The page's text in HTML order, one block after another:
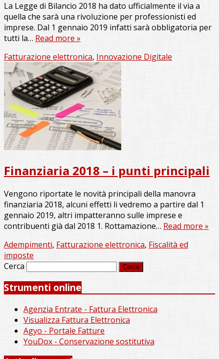
La Legge di Bilancio 2018 ha dato ufficialmente il via a
quella che sarà una rivoluzione per professionisti ed
imprese. Dal 1 gennaio 2019 infatti sarà obbligatoria per
tutti la… Read more »
Fatturazione elettronica, Innovazione Digitale
Finanziaria 2018 – i punti principali
Vengono riportate le novità principali della manovra
finanziaria 2018, alcuni effetti li vedremo a partire dal 1
gennaio 2019, altri impatteranno sulle imprese e
contribuenti già dal 2018 1. Rottamazione… Read more »
Adempimenti, Fatturazione elettronica, Fiscalità ed
imposte
Cerca
Strumenti online
Agenzia Entrate - Fattura Elettronica
Visualizza Fattura Elettronica
Agyo - Portale Fatture
YouDox - Conservazione sostitutiva